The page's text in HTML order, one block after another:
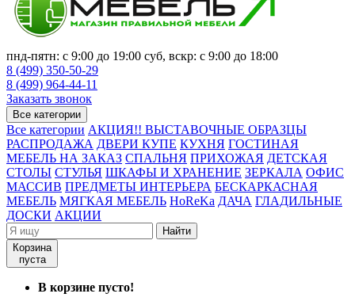
пнд-пятн: с 9:00 до 19:00 суб, вскр: с 9:00 до 18:00
8 (499) 350-50-29
8 (499) 964-44-11
Заказать звонок
Все категории
Все категории АКЦИЯ!! ВЫСТАВОЧНЫЕ ОБРАЗЦЫ
РАСПРОДАЖА ДВЕРИ КУПЕ КУХНЯ ГОСТИНАЯ
МЕБЕЛЬ НА ЗАКАЗ СПАЛЬНЯ ПРИХОЖАЯ ДЕТСКАЯ
СТОЛЫ СТУЛЬЯ ШКАФЫ И ХРАНЕНИЕ ЗЕРКАЛА ОФИС
МАССИВ ПРЕДМЕТЫ ИНТЕРЬЕРА БЕСКАРКАСНАЯ
МЕБЕЛЬ МЯГКАЯ МЕБЕЛЬ HoReKa ДАЧА ГЛАДИЛЬНЫЕ
ДОСКИ АКЦИИ
Найти
Корзина
пуста
В корзине пусто!